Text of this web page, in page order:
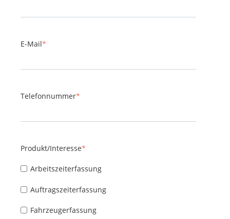
E-Mail*
Telefonnummer*
Produkt/Interesse*
Arbeitszeiterfassung
Auftragszeiterfassung
Fahrzeugerfassung